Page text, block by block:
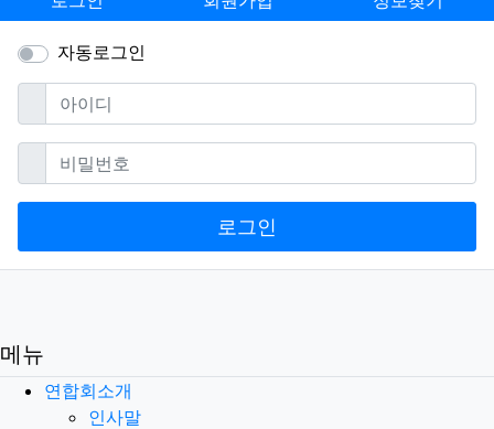
자동로그인
아이디필수
비밀번호필수
로그인
메뉴
연합회소개
인사말